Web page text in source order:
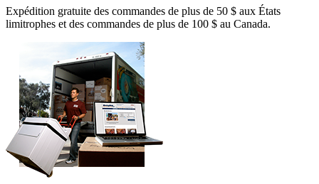
Expédition gratuite des commandes de plus de 50 $ aux États
limitrophes et des commandes de plus de 100 $ au Canada.